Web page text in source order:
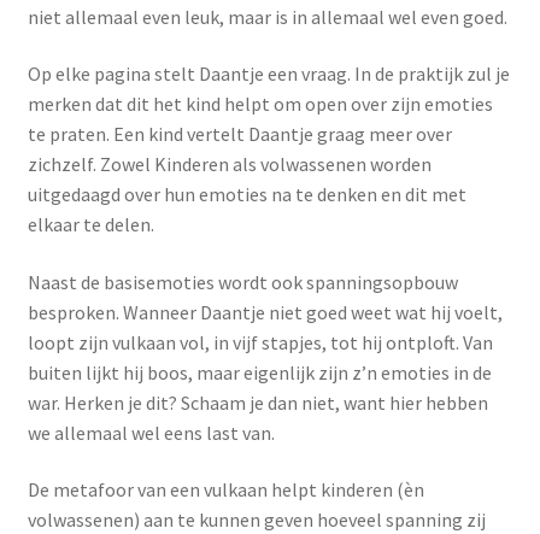
niet allemaal even leuk, maar is in allemaal wel even goed.
Op elke pagina stelt Daantje een vraag. In de praktijk zul je
merken dat dit het kind helpt om open over zijn emoties
te praten. Een kind vertelt Daantje graag meer over
zichzelf. Zowel Kinderen als volwassenen worden
uitgedaagd over hun emoties na te denken en dit met
elkaar te delen.
Naast de basisemoties wordt ook spanningsopbouw
besproken. Wanneer Daantje niet goed weet wat hij voelt,
loopt zijn vulkaan vol, in vijf stapjes, tot hij ontploft. Van
buiten lijkt hij boos, maar eigenlijk zijn z’n emoties in de
war. Herken je dit? Schaam je dan niet, want hier hebben
we allemaal wel eens last van.
De metafoor van een vulkaan helpt kinderen (èn
volwassenen) aan te kunnen geven hoeveel spanning zij